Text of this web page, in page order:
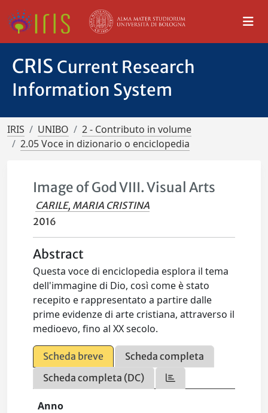
CRIS Current Research
Information System
IRIS UNIBO
2 - Contributo in volume
2.05 Voce in dizionario o enciclopedia
Image of God VIII. Visual Arts
CARILE, MARIA CRISTINA
2016
Abstract
Questa voce di enciclopedia esplora il tema
dell'immagine di Dio, così come è stato
recepito e rappresentato a partire dalle
prime evidenze di arte cristiana, attraverso il
medioevo, fino al XX secolo.
Scheda breve
Scheda completa
Scheda completa (DC)
Anno